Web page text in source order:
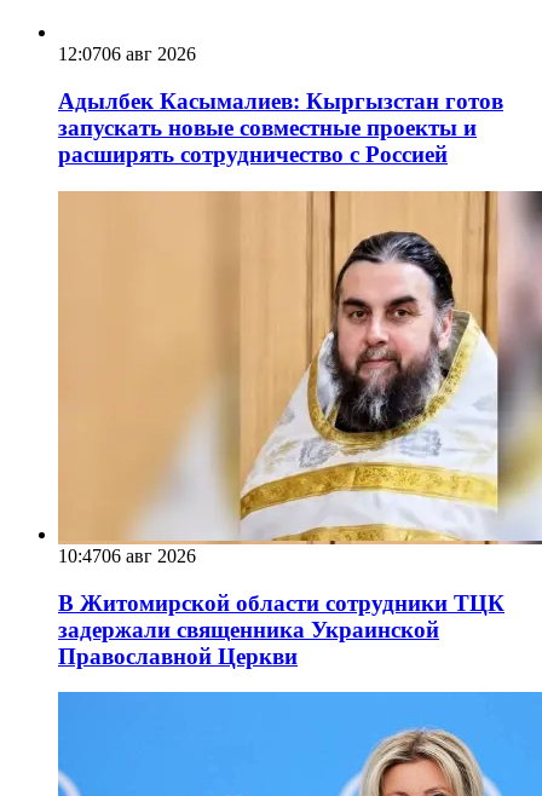
12:0706 авг 2026
Адылбек Касымалиев: Кыргызстан готов
запускать новые совместные проекты и
расширять сотрудничество с Россией
10:4706 авг 2026
В Житомирской области сотрудники ТЦК
задержали священника Украинской
Православной Церкви